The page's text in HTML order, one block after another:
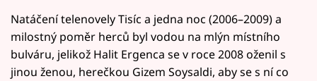
Natáčení telenovely Tisíc a jedna noc (2006–2009) a
milostný poměr herců byl vodou na mlýn místního
bulváru, jelikož Halit Ergenca se v roce 2008 oženil s
jinou ženou, herečkou Gizem Soysaldi, aby se s ní co